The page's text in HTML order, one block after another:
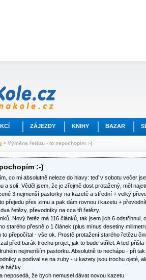
ZÁJEZDY KNIHY BAZAR
> Výměna řetězu - to nepochopím :-)
:-)
co mi absolutně neleze do hlavy: teď v sobotu večer
a solí. Věděl jsem, že je zřejmě dost protažený, měl
3 nejmenší pastorky na kazetě a střední + velký
přejedu přes zimu a pak dám rovnou i kazetu +
řetězy, převodníky na cca tři řetězy.
Nový řetěz má 116 článků, tak jsem jich 6 odstřihnul,
starého přesně o 1 článek (plus mínus desetiny
to přepočítal - vše ok. Prostě protažení starého řetězu
před barák trochu projet, jak to bude střílet. A teď
nejmenším pastorku. Absolutně to nechápu - při
a podíval se na zuby - u kazety jsou trochu ojeté,
háčky.
neposedá, že bych nemusel dávat novou kazetu.